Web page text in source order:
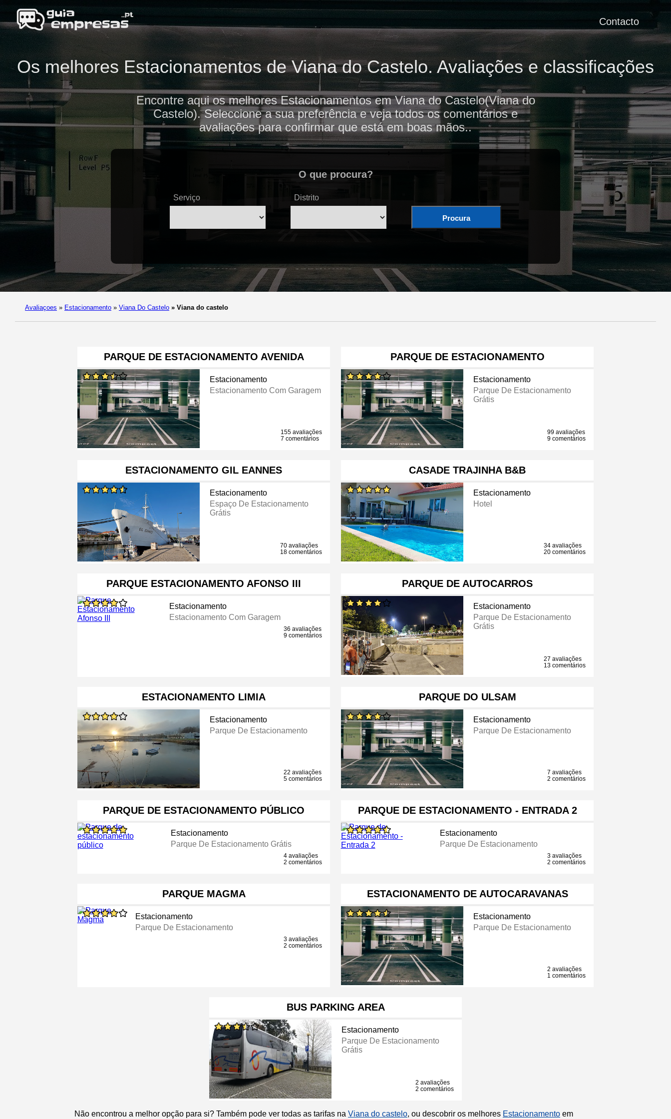
Contacto
Os melhores Estacionamentos de Viana do Castelo. Avaliações e classificações
Encontre aqui os melhores Estacionamentos em Viana do Castelo(Viana do
Castelo). Seleccione a sua preferência e veja todos os comentários e
avaliações para confirmar que está em boas mãos..
O que procura?
Serviço Distrito
Procura
Avaliaçoes » Estacionamento » Viana Do Castelo » Viana do castelo
PARQUE DE ESTACIONAMENTO AVENIDA
Estacionamento
Estacionamento Com Garagem
155 avaliações
7 comentários
PARQUE DE ESTACIONAMENTO
Estacionamento
Parque De Estacionamento
Grátis
99 avaliações
9 comentários
ESTACIONAMENTO GIL EANNES
Estacionamento
Espaço De Estacionamento
Grátis
70 avaliações
18 comentários
CASADE TRAJINHA B&B
Estacionamento
Hotel
34 avaliações
20 comentários
PARQUE ESTACIONAMENTO AFONSO III
Estacionamento
Estacionamento Com Garagem
36 avaliações
9 comentários
PARQUE DE AUTOCARROS
Estacionamento
Parque De Estacionamento
Grátis
27 avaliações
13 comentários
ESTACIONAMENTO LIMIA
Estacionamento
Parque De Estacionamento
22 avaliações
5 comentários
PARQUE DO ULSAM
Estacionamento
Parque De Estacionamento
7 avaliações
2 comentários
PARQUE DE ESTACIONAMENTO PÚBLICO
Estacionamento
Parque De Estacionamento Grátis
4 avaliações
2 comentários
PARQUE DE ESTACIONAMENTO - ENTRADA 2
Estacionamento
Parque De Estacionamento
3 avaliações
2 comentários
PARQUE MAGMA
Estacionamento
Parque De Estacionamento
3 avaliações
2 comentários
ESTACIONAMENTO DE AUTOCARAVANAS
Estacionamento
Parque De Estacionamento
2 avaliações
1 comentários
BUS PARKING AREA
Estacionamento
Parque De Estacionamento
Grátis
2 avaliações
2 comentários
Não encontrou a melhor opção para si? Também pode ver todas as tarifas na Viana do castelo, ou descobrir os melhores Estacionamento em